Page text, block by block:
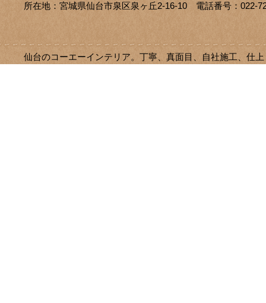
所在地：宮城県仙台市泉区泉ヶ丘2-16-10 電話番号：022-
仙台のコーエーインテリア。丁寧、真面目、自社施工、仕